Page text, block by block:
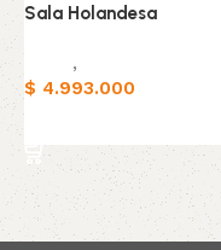
Sala Holandesa
,
$ 4.993.000
Read More